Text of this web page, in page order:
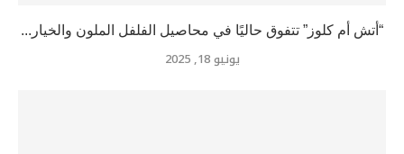
“أتش أم كلوز” تتفوق حاليًا في محاصيل الفلفل الملون والخيار...
يونيو 18, 2025